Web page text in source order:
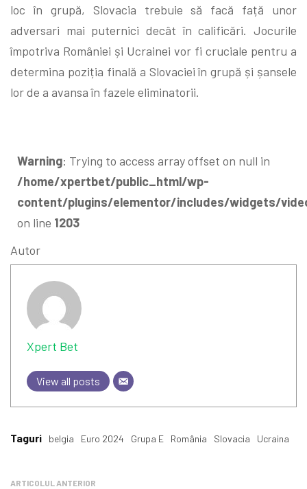
loc în grupă, Slovacia trebuie să facă față unor
adversari mai puternici decât în calificări. Jocurile
împotriva României și Ucrainei vor fi cruciale pentru a
determina poziția finală a Slovaciei în grupă și șansele
lor de a avansa în fazele eliminatorii.
Warning: Trying to access array offset on null in
/home/xpertbet/public_html/wp-
content/plugins/elementor/includes/widgets/
on line 1203
Autor
Xpert Bet
View all posts
Taguri belgia Euro 2024 Grupa E România Slovacia Ucraina
ARTICOLUL ANTERIOR